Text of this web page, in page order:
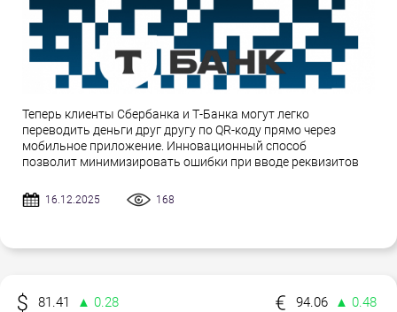
Теперь клиенты Сбербанка и Т-Банка могут легко
переводить деньги друг другу по QR-коду прямо через
мобильное приложение. Инновационный способ
позволит минимизировать ошибки при вводе реквизитов
16.12.2025 168
81.41 ▲ 0.28 94.06
▲ 0.48